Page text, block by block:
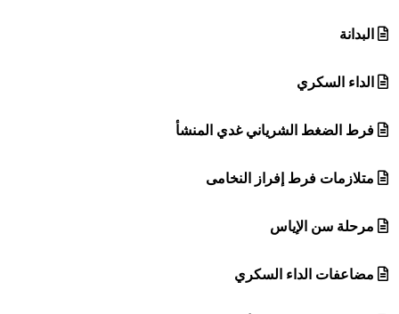
البدانة
الداء السكري
فرط الضغط الشرياني غدي المنشأ
متلازمات فرط إفراز النخامى
مرحلة سن الإياس
مضاعفات الداء السكري